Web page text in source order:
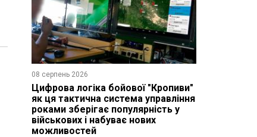
08 серпень 2026
Цифрова логіка бойової "Кропиви"
як ця тактична система управління
роками зберігає популярність у
військових і набуває нових
можливостей